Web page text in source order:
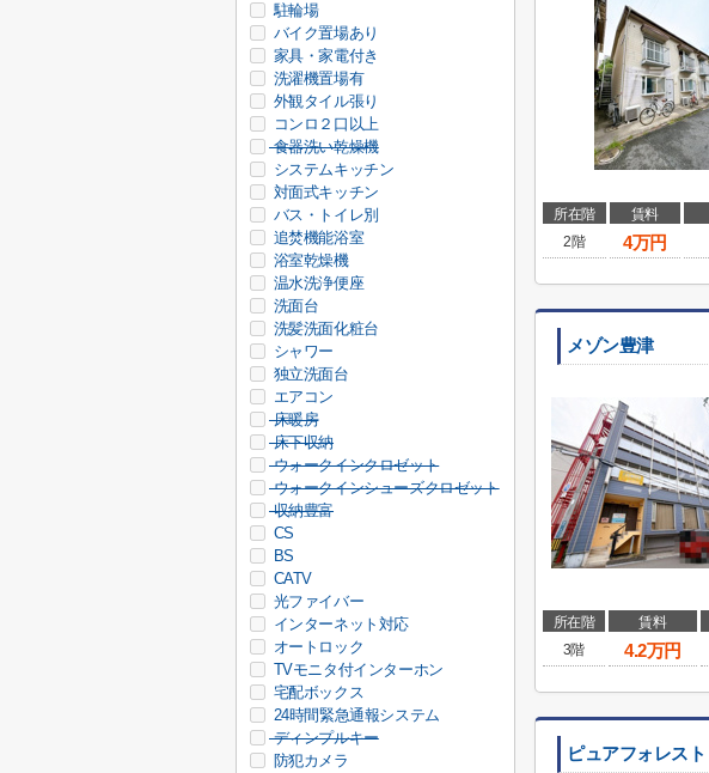
所在階 賃料
2階
4万円
メゾン豊津
所在階 賃料
3階
4.2万円
ピュアフォレスト
駐輪場
バイク置場あり
家具・家電付き
洗濯機置場有
外観タイル張り
コンロ２口以上
食器洗い乾燥機
システムキッチン
対面式キッチン
バス・トイレ別
追焚機能浴室
浴室乾燥機
温水洗浄便座
洗面台
洗髪洗面化粧台
シャワー
独立洗面台
エアコン
床暖房
床下収納
ウォークインクロゼット
ウォークインシューズクロゼット
収納豊富
CS
BS
CATV
光ファイバー
インターネット対応
オートロック
TVモニタ付インターホン
宅配ボックス
24時間緊急通報システム
ディンプルキー
防犯カメラ